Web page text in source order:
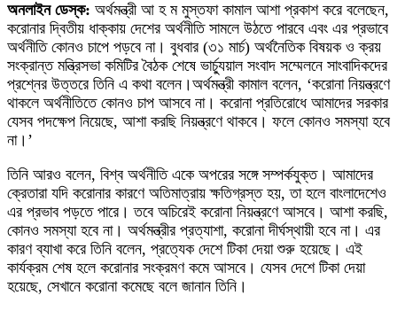
অনলাইন ডেস্ক: অর্থমন্ত্রী আ হ ম মুস্তফা কামাল আশা প্রকাশ করে বলেছেন,
করোনার দ্বিতীয় ধাক্কায় দেশের অর্থনীতি সামলে উঠতে পারবে এবং এর প্রভাবে
অর্থনীতি কোনও চাপে পড়বে না। বুধবার (৩১ মার্চ) অর্থনৈতিক বিষয়ক ও ক্রয়
সংক্রান্ত মন্ত্রিসভা কমিটির বৈঠক শেষে ভার্চ্যুয়াল সংবাদ সম্মেলনে সাংবাদিকদের
প্রশ্নের উত্তরে তিনি এ কথা বলেন।অর্থমন্ত্রী কামাল বলেন, ‘করোনা নিয়ন্ত্রণে
থাকলে অর্থনীতিতে কোনও চাপ আসবে না। করোনা প্রতিরোধে আমাদের সরকার
যেসব পদক্ষেপ নিয়েছে, আশা করছি নিয়ন্ত্রণে থাকবে। ফলে কোনও সমস্যা হবে
না।’
তিনি আরও বলেন, বিশ্ব অর্থনীতি একে অপরের সঙ্গে সম্পর্কযুক্ত। আমাদের
ক্রেতারা যদি করোনার কারণে অতিমাত্রায় ক্ষতিগ্রস্ত হয়, তা হলে বাংলাদেশেও
এর প্রভাব পড়তে পারে। তবে অচিরেই করোনা নিয়ন্ত্রণে আসবে। আশা করছি,
কোনও সমস্যা হবে না। অর্থমন্ত্রীর প্রত্যাশা, করোনা দীর্ঘস্থায়ী হবে না। এর
কারণ ব্যাখা করে তিনি বলেন, প্রত্যেক দেশে টিকা দেয়া শুরু হয়েছে। এই
কার্যক্রম শেষ হলে করোনার সংক্রমণ কমে আসবে। যেসব দেশে টিকা দেয়া
হয়েছে, সেখানে করোনা কমেছে বলে জানান তিনি।